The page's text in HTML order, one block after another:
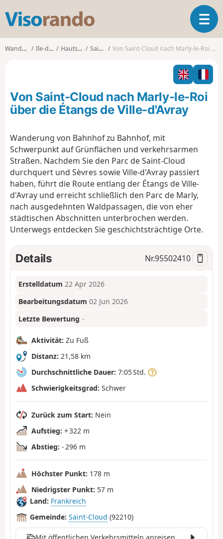
s
o
o
T
o
g
l
n
a
Wanderungen Ile-de-France Hauts-de-Seine Saint-Cloud Von Saint-Cloud nach Marly-le-Roi über die Étangs de Ville-d'Avray
Von Saint-Cloud nach Marly-le-Roi
über die Étangs de Ville-d'Avray
Wanderung von Bahnhof zu Bahnhof, mit
Schwerpunkt auf Grünflächen und verkehrsarmen
Straßen. Nachdem Sie den Parc de Saint-Cloud
durchquert und Sèvres sowie Ville-d'Avray passiert
haben, führt die Route entlang der Étangs de Ville-
d'Avray und erreicht schließlich den Parc de Marly,
nach ausgedehnten Waldpassagen, die von eher
städtischen Abschnitten unterbrochen werden.
Unterwegs entdecken Sie geschichtsträchtige Orte.
Details Nr.95502410
Erstelldatum 22 Apr 2026
Bearbeitungsdatum 02 Jun 2026
Letzte Bewertung –
Aktivität: Zu Fuß
Distanz: 21,58 km
Durchschnittliche Dauer: 7:05 Std.
Schwierigkeitsgrad: Schwer
Zurück zum Start: Nein
Aufstieg: + 322 m
Abstieg: - 296 m
Höchster Punkt: 178 m
Niedrigster Punkt: 57 m
Land: Frankreich
Gemeinde: Saint-Cloud (92210)